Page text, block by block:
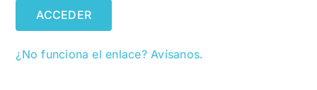
ACCEDER
¿No funciona el enlace? Avísanos.